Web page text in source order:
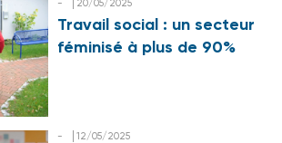
- 20/05/2025
Travail social : un secteur
féminisé à plus de 90%
- 12/05/2025